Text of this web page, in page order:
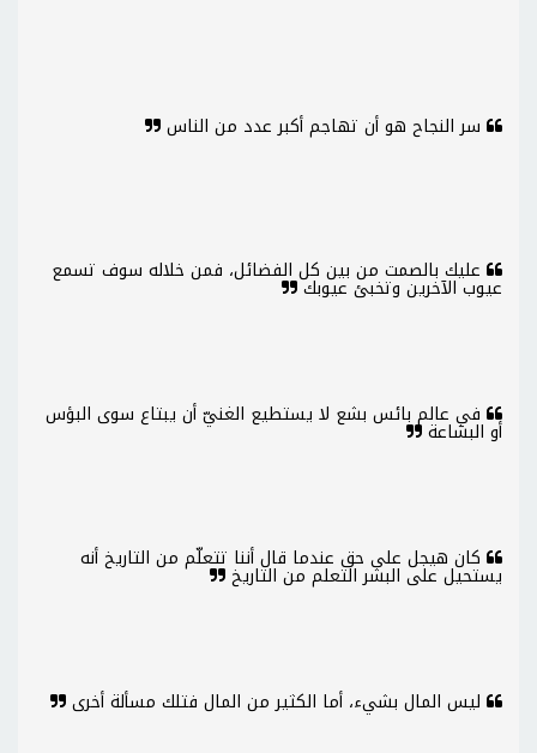
سر النجاح هو أن تهاجم أكبر عدد من الناس
عليك بالصمت من بين كل الفضائل، فمن خلاله سوف تسمع
عيوب الآخرين وتخبئ عيوبك
في عالم بائس بشع لا يستطيع الغنيّ أن يبتاع سوى البؤس
أو البشاعة
كان هيجل على حق عندما قال أننا تتعلّم من التاريخ أنه
يستحيل على البشر التعلم من التاريخ
ليس المال بشيء، أما الكثير من المال فتلك مسألة أخرى